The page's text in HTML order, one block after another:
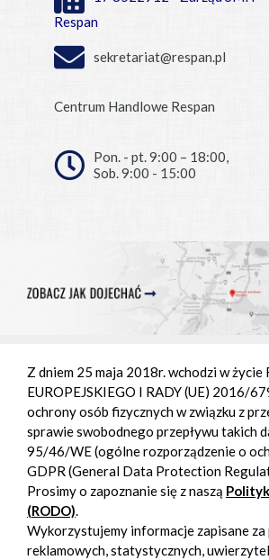
Respan
sekretariat@respan.pl
Centrum Handlowe Respan
Pon. - pt. 9:00 – 18:00,
Sob. 9:00 - 15:00
Projekt i realizacja: Polityka
Z dniem 25 maja 2018r. wchodzi w
EUROPEJSKIEGO I RADY (UE) 2016/
ochrony osób fizycznych w związku z
sprawie swobodnego przepływu takich
95/46/WE (ogólne rozporządzenie o
GDPR (General Data Protection
Prosimy o zapoznanie się z naszą
(RODO).
Wykorzystujemy informacje zapisane
reklamowych, statystycznych,